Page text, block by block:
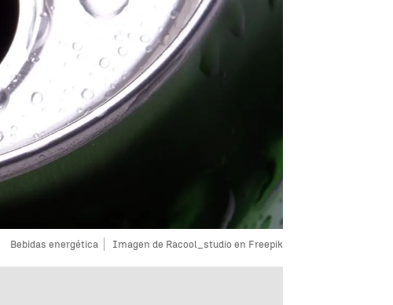
Bebidas energética Imagen de Racool_studio en Freepik